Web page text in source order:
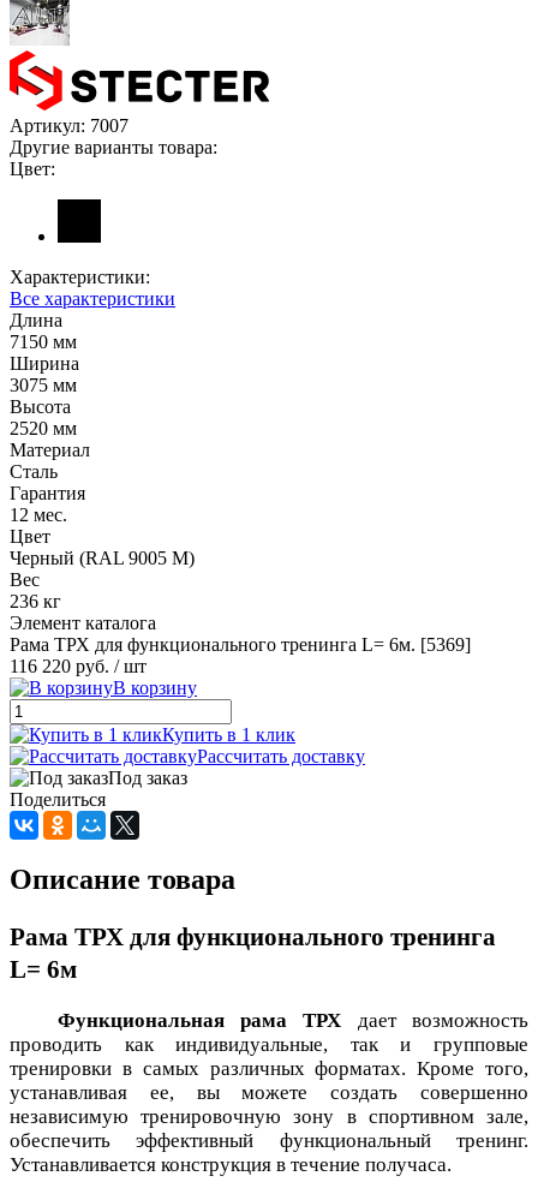
Артикул: 7007
Другие варианты товара:
Цвет:
Характеристики:
Все характеристики
Длина
7150 мм
Ширина
3075 мм
Высота
2520 мм
Материал
Сталь
Гарантия
12 мес.
Цвет
Черный (RAL 9005 М)
Вес
236 кг
Элемент каталога
Рама ТРХ для функционального тренинга L= 6м. [5369]
116 220 руб. / шт
В корзину
Купить в 1 клик
Рассчитать доставку
Под заказ
Поделиться
Описание товара
Рама ТРХ для функционального тренинга
L= 6м
Функциональная рама ТРХ дает возможность
проводить как индивидуальные, так и групповые
тренировки в самых различных форматах. Кроме того,
устанавливая ее, вы можете создать совершенно
независимую тренировочную зону в спортивном зале,
обеспечить эффективный функциональный тренинг.
Устанавливается конструкция в течение получаса.